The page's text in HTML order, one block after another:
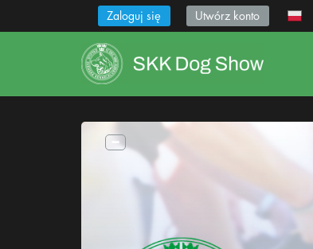
Zaloguj się Utwórz konto